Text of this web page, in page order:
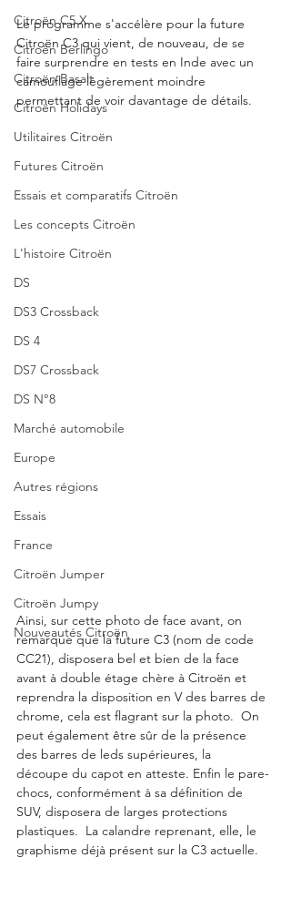
Citroën C5 X
Citroën Berlingo
Citroën Basalt
Citroën Holidays
Utilitaires Citroën
Futures Citroën
Essais et comparatifs Citroën
Les concepts Citroën
L'histoire Citroën
DS
DS3 Crossback
DS 4
DS7 Crossback
DS N°8
Marché automobile
Europe
Autres régions
Essais
France
Citroën Jumper
Citroën Jumpy
Nouveautés Citroën
Le programme s'accélère pour la future
Citroën C3 qui vient, de nouveau, de se
faire surprendre en tests en Inde avec un
camouflage légèrement moindre
permettant de voir davantage de détails.
Ainsi, sur cette photo de face avant, on
remarque que la future C3 (nom de code
CC21), disposera bel et bien de la face
avant à double étage chère à Citroën et
reprendra la disposition en V des barres de
chrome, cela est flagrant sur la photo.  On
peut également être sûr de la présence
des barres de leds supérieures, la
découpe du capot en atteste. Enfin le pare-
chocs, conformément à sa définition de
SUV, disposera de larges protections
plastiques.  La calandre reprenant, elle, le
graphisme déjà présent sur la C3 actuelle.